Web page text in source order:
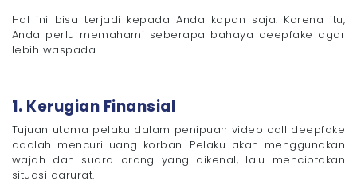
Hal ini bisa terjadi kepada Anda kapan saja. Karena itu,
Anda perlu memahami seberapa bahaya deepfake agar
lebih waspada.
1. Kerugian Finansial
Tujuan utama pelaku dalam penipuan video call deepfake
adalah mencuri uang korban. Pelaku akan menggunakan
wajah dan suara orang yang dikenal, lalu menciptakan
situasi darurat.